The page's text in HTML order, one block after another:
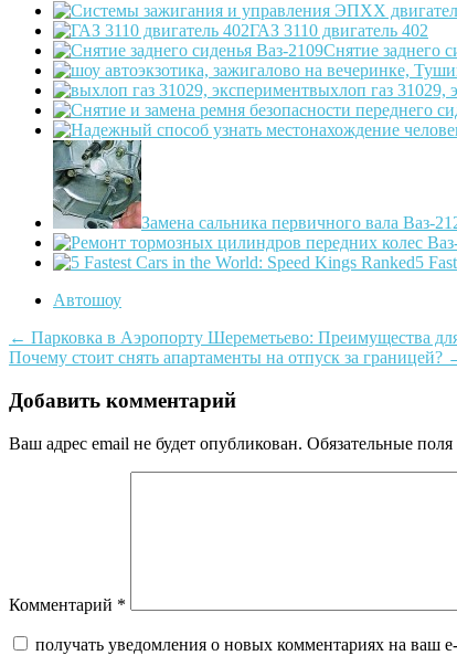
ГАЗ 3110 двигатель 402
Снятие заднего
выхлоп газ 31029,
Замена сальника первичного вала Ваз-
5
Автошоу
Post
navigation
← Парковка в Аэропорту Шереметьево: Преимущества
Почему стоит снять апартаменты на отпуск за границей?
Добавить комментарий
Ваш адрес email не будет опубликован. Обязательные
Комментарий *
получать уведомления о новых комментариях на ваш